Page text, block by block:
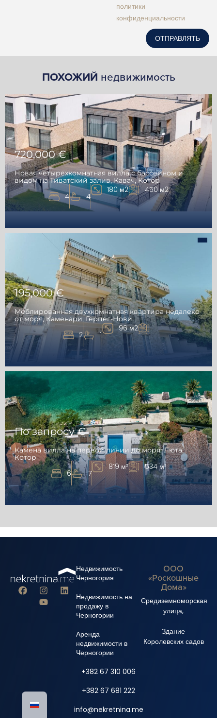
политики
конфиденциальности
ОТПРАВЛЯТЬ
ПОХОЖИЙ недвижимость
720,000 €
Новая четырехкомнатная вилла с бассейном и
видом на Тиватский залив, Кавач, Котор
4 4
180 м2 450 м2
195,000 €
Меблированная двухкомнатная квартира недалеко
от моря, Каменари, Герцег-Нови
2 1
96 м2
По запросу €
Камена вилла на первой линии до моря, Люта,
Котор
6 7
819 м² 534 м²
Недвижимость
Черногория
Недвижимость на
продажу в
Черногории
Аренда
недвижимости в
Черногории
+382 67 310 006
+382 67 681 222
info@nekretnina.me
ООО
«Роскошные
Дома»
Средиземноморская
улица,
Здание
Королевских садов